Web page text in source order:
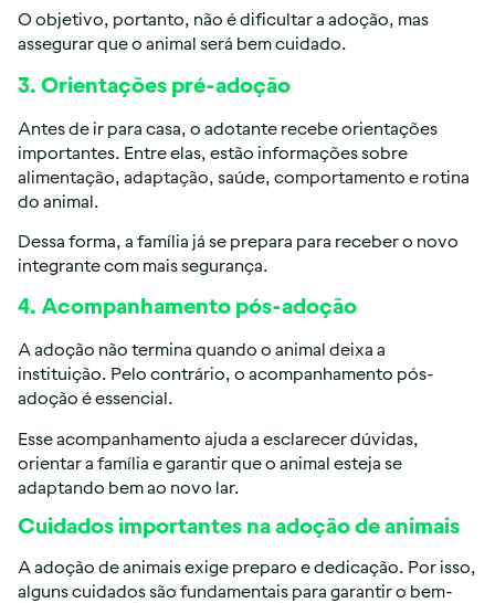
O objetivo, portanto, não é dificultar a adoção, mas
assegurar que o animal será bem cuidado.
3. Orientações pré-adoção
Antes de ir para casa, o adotante recebe orientações
importantes. Entre elas, estão informações sobre
alimentação, adaptação, saúde, comportamento e rotina
do animal.
Dessa forma, a família já se prepara para receber o novo
integrante com mais segurança.
4. Acompanhamento pós-adoção
A adoção não termina quando o animal deixa a
instituição. Pelo contrário, o acompanhamento pós-
adoção é essencial.
Esse acompanhamento ajuda a esclarecer dúvidas,
orientar a família e garantir que o animal esteja se
adaptando bem ao novo lar.
Cuidados importantes na adoção de animais
A adoção de animais exige preparo e dedicação. Por isso,
alguns cuidados são fundamentais para garantir o bem-